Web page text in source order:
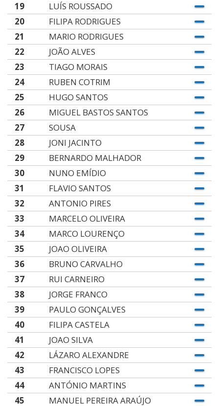
19
LUÍS ROUSSADO
20
FILIPA RODRIGUES
21
MARIO RODRIGUES
22
JOÃO ALVES
23
TIAGO MORAIS
24
RUBEN COTRIM
25
HUGO SANTOS
26
MIGUEL BASTOS SANTOS
27
SOUSA
28
JONI JACINTO
29
BERNARDO MALHADOR
30
NUNO EMÍDIO
31
FLAVIO SANTOS
32
ANTONIO PIRES
33
MARCELO OLIVEIRA
34
MARCO LOURENÇO
35
JOAO OLIVEIRA
36
BRUNO CARVALHO
37
RUI CARNEIRO
38
JORGE FRANCO
39
PAULO GONÇALVES
40
FILIPA CASTELA
41
JOAO SILVA
42
LÁZARO ALEXANDRE
43
FRANCISCO LOPES
44
ANTÓNIO MARTINS
45
MANUEL PEREIRA ARAÚJO